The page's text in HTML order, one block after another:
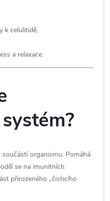
k celulitidě,
a relaxace.
organismu. Pomáhá
se na imunitních
přirozeného „čisticího